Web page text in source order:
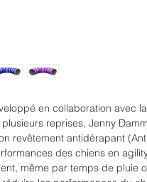
en collaboration avec la
reprises, Jenny
revêtement antidérapant
des chiens en
même par temps de pluie